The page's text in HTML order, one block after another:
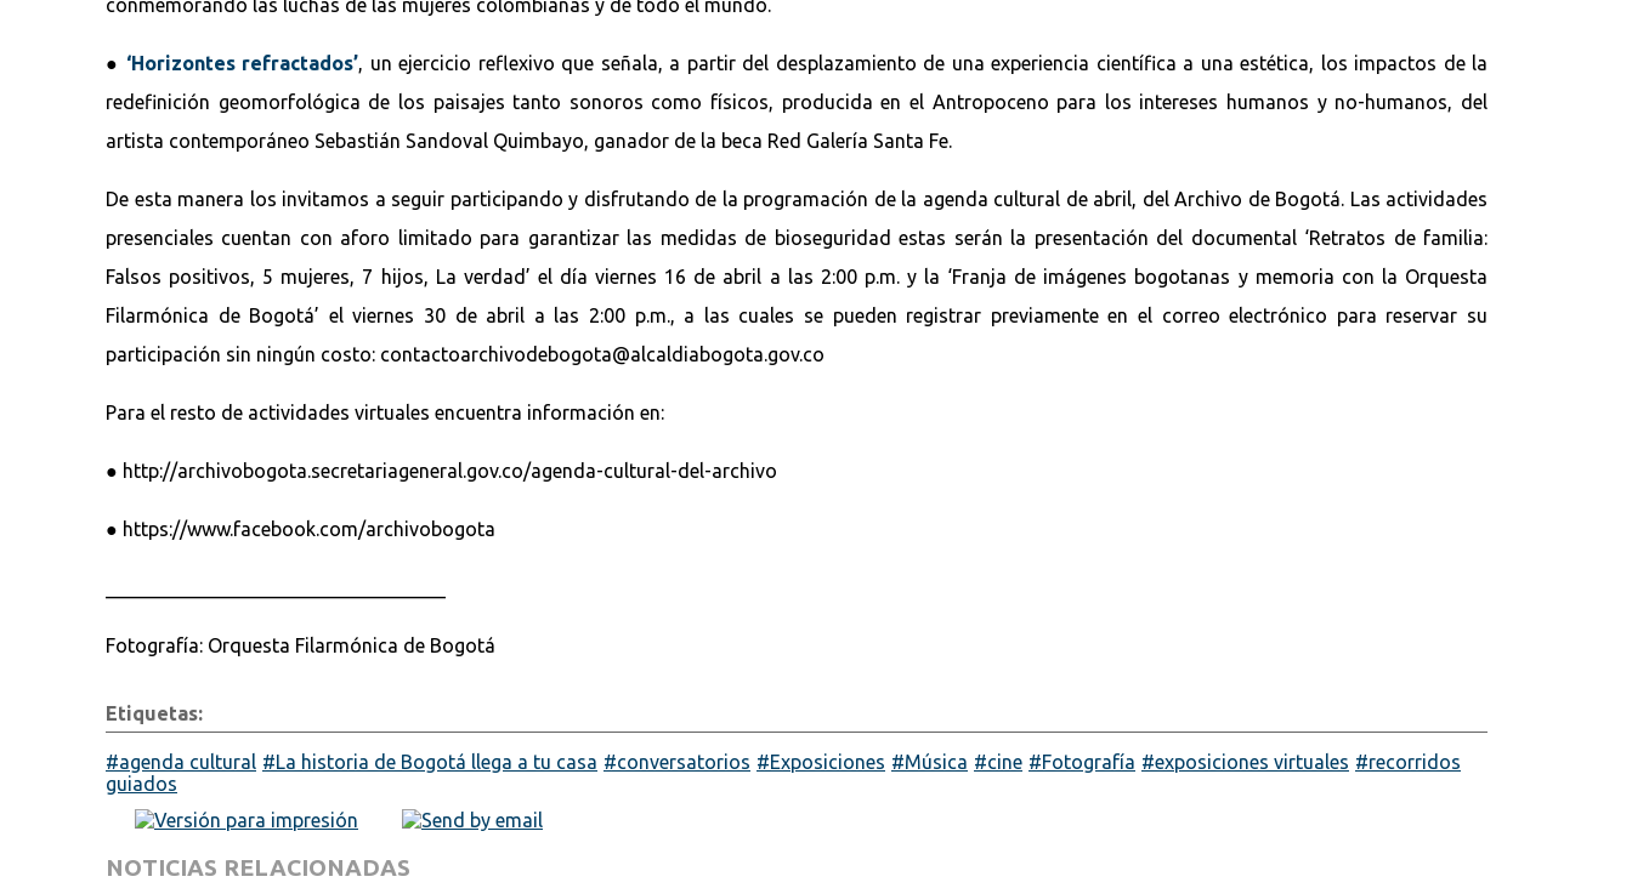
conmemorando las luchas de las mujeres colombianas y de todo el mundo.
● ‘Horizontes refractados’, un ejercicio reflexivo que señala, a partir del desplazamiento de una experiencia científica a una estética, los impactos de la
redefinición geomorfológica de los paisajes tanto sonoros como físicos, producida en el Antropoceno para los intereses humanos y no-humanos, del
artista contemporáneo Sebastián Sandoval Quimbayo, ganador de la beca Red Galería Santa Fe.
De esta manera los invitamos a seguir participando y disfrutando de la programación de la agenda cultural de abril, del Archivo de Bogotá. Las actividades
presenciales cuentan con aforo limitado para garantizar las medidas de bioseguridad estas serán la presentación del documental ‘Retratos de familia:
Falsos positivos, 5 mujeres, 7 hijos, La verdad’ el día viernes 16 de abril a las 2:00 p.m. y la ‘Franja de imágenes bogotanas y memoria con la Orquesta
Filarmónica de Bogotá’ el viernes 30 de abril a las 2:00 p.m., a las cuales se pueden registrar previamente en el correo electrónico para reservar su
participación sin ningún costo: contactoarchivodebogota@alcaldiabogota.gov.co
Para el resto de actividades virtuales encuentra información en:
● http://archivobogota.secretariageneral.gov.co/agenda-cultural-del-archivo
● https://www.facebook.com/archivobogota
Fotografía: Orquesta Filarmónica de Bogotá
Etiquetas:
agenda cultural La historia de Bogotá llega a tu casa conversatorios Exposiciones Música cine Fotografía exposiciones virtuales
recorridos
guiados
NOTICIAS RELACIONADAS